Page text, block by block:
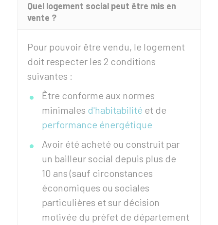
Quel logement social peut être mis en
vente ?
Pour pouvoir être vendu, le logement
doit respecter les 2 conditions
suivantes :
Être conforme aux normes
minimales d'habitabilité et de
performance énergétique
Avoir été acheté ou construit par
un bailleur social depuis plus de
10 ans (sauf circonstances
économiques ou sociales
particulières et sur décision
motivée du préfet de département